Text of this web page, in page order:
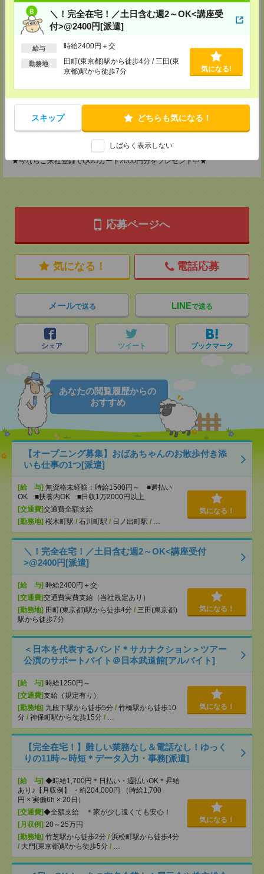
＼！完全在宅！／土日含む週2～OK<講座受
付>@2400円[派遣]
給与 時給2400円＋交
勤務地
田町(東京都)駅から徒歩4分 / 三田(東
京都)駅から徒歩7分
気になる!
スキップ どちらも気になる！
しばらく表示しない
担当：採用担当
メディカルケア事業部 町田オフィス
東京都町田市森野1-7-23 大樹生命町田ビル6F
TEL：0120-453-285
MAIL：tenshoku@nikken-ts.jp
担当：採用担当
神奈川県横浜市保土ケ谷区神戸町134 横浜ビジネスパークサウスタワー
2F B区画
TEL：0120-901-799
MAIL：tenshoku@nikken-ts.jp
★今ならご来社登録でQUOカード2000円分をプレゼント中★
応募ページへ
気になる！ 電話応募
メールで送る LINEで送る
シェア ツイート ブックマーク
あなたの閲覧履歴からの
おすすめ
【オープニング募集】おばあちゃんのお散歩付き添
いも仕事の1つ[派遣]
[給 与] 無資格未経験：時給1500円～ ■週払い
OK ■扶養内OK ■日収1万2000円以上
[交通費]交通費全額支給
[勤務地] 桜木町駅 / 石川町駅 / 日ノ出町駅 / …
気になる！
＼！完全在宅！／土日含む週2～OK<講座受付
>@2400円[派遣]
[給 与] 時給2400円＋交
[交通費]交通費実費支給（当社規定あり）
[勤務地] 田町(東京都)駅から徒歩4分 / 三田(東京都)
駅から徒歩7分
気になる！
＜日本を代表するバンド＊サカナクション＞ツアー
公演のサポートバイト＠日本武道館[アルバイト]
[給 与] 時給1250円～
[交通費]支給（規定有り）
[勤務地] 九段下駅から徒歩5分 / 竹橋駅から徒歩10
分 / 神保町駅から徒歩15分 / …
気になる！
【完全在宅！】難しい業務なし＆電話なし！ゆっく
りの11時～時短＊データ入力・事務[派遣]
[給 与] ◆時給1,700円＊日払い・週払いOK＊昇給
あり♪【月収例】 ・約204,000円 （時給1,700
円 × 実働6h × 20日）
[交通費]◆全額支給 ＊家が少し遠くても安心！
[月収例] 20～25万円
[勤務地] 竹芝駅から徒歩2分 / 浜松町駅から徒歩4分
/ 大門(東京都)駅から徒歩5分 / …
気になる！